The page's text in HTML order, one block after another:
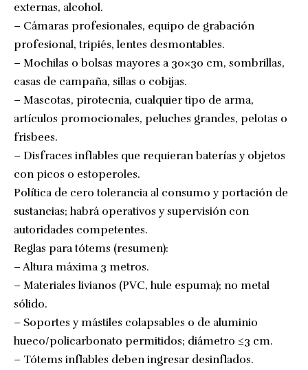
externas, alcohol.
– Cámaras profesionales, equipo de grabación
profesional, tripiés, lentes desmontables.
– Mochilas o bolsas mayores a 30×30 cm, sombrillas,
casas de campaña, sillas o cobijas.
– Mascotas, pirotecnia, cualquier tipo de arma,
artículos promocionales, peluches grandes, pelotas o
frisbees.
– Disfraces inflables que requieran baterías y objetos
con picos o estoperoles.
Política de cero tolerancia al consumo y portación de
sustancias; habrá operativos y supervisión con
autoridades competentes.
Reglas para tótems (resumen):
– Altura máxima 3 metros.
– Materiales livianos (PVC, hule espuma); no metal
sólido.
– Soportes y mástiles colapsables o de aluminio
hueco/policarbonato permitidos; diámetro ≤3 cm.
– Tótems inflables deben ingresar desinflados.